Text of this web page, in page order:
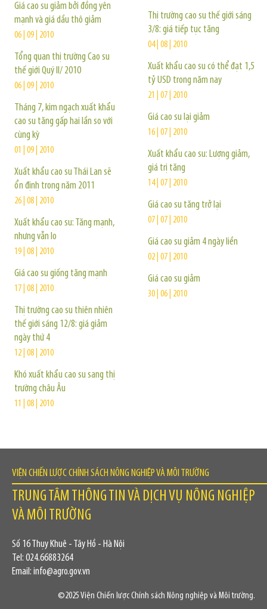
Giá cao su giảm bởi đồng yên
mạnh và giá dầu thô giảm
06 | 09 | 2010
Tổng quan thị trường Cao su
thế giới Quý II/ 2010
06 | 09 | 2010
Tháng 7, kim ngạch xuất khẩu
cao su tăng gấp hai lần so với
cùng kỳ
01 | 09 | 2010
Xuất khẩu cao su Thái Lan sẽ
ổn định trong năm 2011
26 | 08 | 2010
Xuất khẩu cao su: Tăng mạnh,
nhưng vẫn lo
19 | 08 | 2010
Giá cao su giống tăng mạnh
17 | 08 | 2010
Thị trường cao su thiên nhiên
thế giới sáng 12/8: giá giảm
ngày thứ 4
12 | 08 | 2010
Khó xuất khẩu cao su sang thị
trường châu Âu
11 | 08 | 2010
Thị trường cao su thế giới sáng
3/8: giá tiếp tục tăng
04 | 08 | 2010
Xuất khẩu cao su có thể đạt 1,5
tỷ USD trong năm nay
21 | 07 | 2010
Giá cao su lại giảm
16 | 07 | 2010
Xuất khẩu cao su: Lượng giảm,
giá trị tăng
14 | 07 | 2010
Giá cao su tăng trở lại
07 | 07 | 2010
Giá cao su giảm 4 ngày liền
02 | 07 | 2010
Giá cao su giảm
30 | 06 | 2010
VIỆN CHIẾN LƯỢC CHÍNH SÁCH NÔNG NGHIỆP VÀ MÔI TRƯỜNG
TRUNG TÂM THÔNG TIN VÀ DỊCH VỤ NÔNG NGHIỆP
VÀ MÔI TRƯỜNG
Số 16 Thụy Khuê - Tây Hồ - Hà Nội
Tel: 024.66883264
Email: info@agro.gov.vn
©2025 Viện Chiến lược Chính sách Nông nghiệp và Môi trường.